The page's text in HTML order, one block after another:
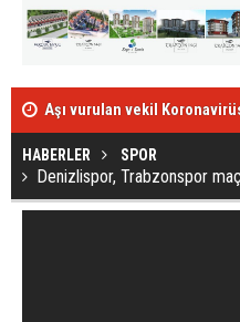
Aşı vurulan vekil
HABERLER SPOR
Denizlispor, Trabzonspor